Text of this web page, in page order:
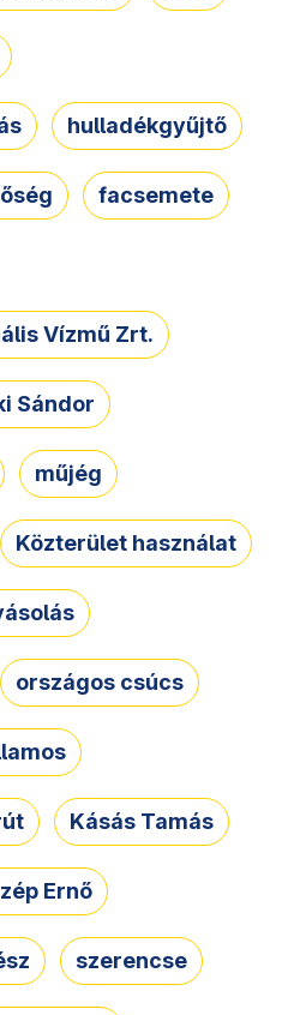
hulladékgyűjtő
facsemete
Vízmű Zrt.
Sándor
műjég
Közterület használat
országos csúcs
Kásás Tamás
Ernő
szerencse